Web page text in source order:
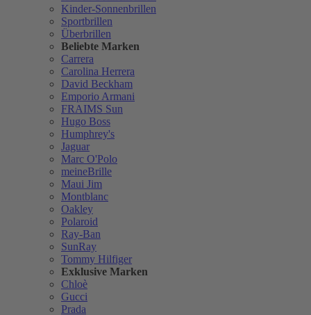
Kinder-Sonnenbrillen
Sportbrillen
Überbrillen
Beliebte Marken
Carrera
Carolina Herrera
David Beckham
Emporio Armani
FRAIMS Sun
Hugo Boss
Humphrey's
Jaguar
Marc O'Polo
meineBrille
Maui Jim
Montblanc
Oakley
Polaroid
Ray-Ban
SunRay
Tommy Hilfiger
Exklusive Marken
Chloè
Gucci
Prada